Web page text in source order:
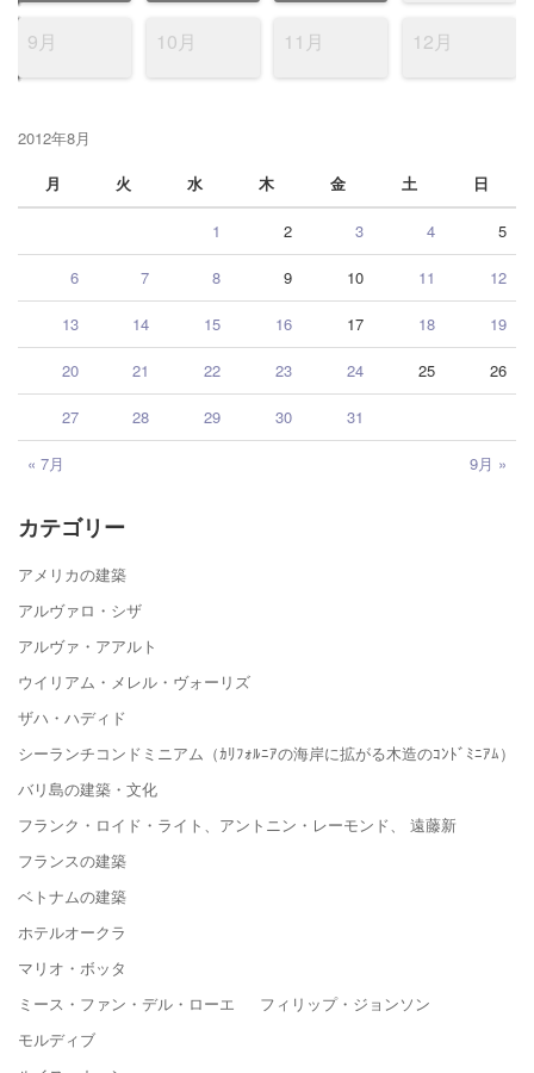
9月 10月 11月 12月
2012年8月
月
火 水 木 金 土 日
« 7月 9月 »
1 2 3 4 5
6 7 8 9 10 11 12
13 14 15 16 17 18 19
20 21 22 23 24 25 26
27 28 29 30 31
カテゴリー
アメリカの建築
アルヴァロ・シザ
アルヴァ・アアルト
ウイリアム・メレル・ヴォーリズ
ザハ・ハディド
シーランチコンドミニアム（ｶﾘﾌｫﾙﾆｱの海岸に拡がる木造のｺﾝﾄﾞﾐﾆｱﾑ）
バリ島の建築・文化
フランク・ロイド・ライト、アントニン・レーモンド、 遠藤新
フランスの建築
ベトナムの建築
ホテルオークラ
マリオ・ボッタ
ミース・ファン・デル・ローエ フィリップ・ジョンソン
モルディブ